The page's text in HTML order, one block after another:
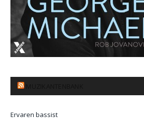
Ervaren bassist